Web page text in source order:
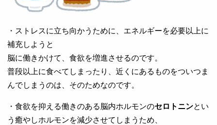
・ストレスに立ち向かうために、エネルギーを必要以上に
補充しようと
脳に働きかけて、食欲を増進させるのです。
普段以上に食べてしまったり、近くにあるものをついつま
んでしまうのは、そのためなのです。
・食欲を抑える働きのある脳内ホルモンのセロトニンとい
う癒やしホルモンを減少させてしまうため、